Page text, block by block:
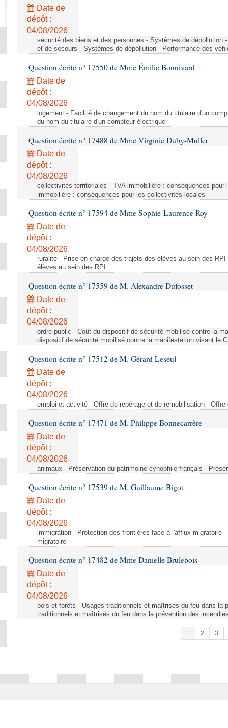
Rapports législatifs
Rapports sur l'application des lois
Baromètre de l’application des lois
Dossiers législatifs
Budget et sécurité sociale
Questions écrites et orales
Comptes rendus des débats
Date de
dépôt :
04/08/2026
sécurité des biens et des personnes - Systèmes de dépollution
et de secours - Systèmes de dépollution - Performance des
Question écrite n° 17550 de Mme Émilie Bonnivard
Date de
dépôt :
04/08/2026
logement - Facilité de changement du nom du titulaire d'un
du nom du titulaire d'un compteur électrique
Question écrite n° 17488 de Mme Virginie Duby-Muller
Date de
dépôt :
04/08/2026
collectivités territoriales - TVA immobilière : conséquences
immobilière : conséquences pour les collectivités locales
Question écrite n° 17594 de Mme Sophie-Laurence Roy
Date de
dépôt :
04/08/2026
ruralité - Prise en charge des trajets des élèves au sein des
élèves au sein des RPI
Question écrite n° 17559 de M. Alexandre Dufosset
Date de
dépôt :
04/08/2026
ordre public - Coût du dispositif de sécurité mobilisé contre la
dispositif de sécurité mobilisé contre la manifestation visant le
Question écrite n° 17512 de M. Gérard Leseul
Date de
dépôt :
04/08/2026
emploi et activité - Offre de repérage et de remobilisation -
Question écrite n° 17471 de M. Philippe Bonnecarrère
Date de
dépôt :
04/08/2026
animaux - Préservation du patrimoine cynophile français -
Question écrite n° 17539 de M. Guillaume Bigot
Date de
dépôt :
04/08/2026
immigration - Protection des frontières face à l'afflux migratoire
migratoire
Question écrite n° 17482 de Mme Danielle Brulebois
Date de
dépôt :
04/08/2026
bois et forêts - Usages traditionnels et maîtrisés du feu dans la
traditionnels et maîtrisés du feu dans la prévention des
1 2 3